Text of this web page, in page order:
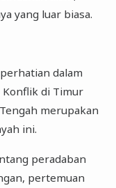
yang luar biasa.
dalam
Konflik di Timur
merupakan
ini.
peradaban
pertemuan